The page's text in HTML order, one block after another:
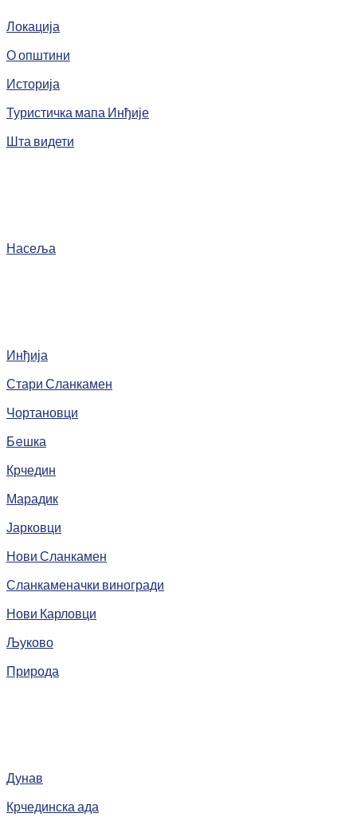
Локација
О општини
Историја
Туристичка мапа Инђије
Шта видети
Насеља
Инђија
Стари Сланкамен
Чортановци
Бeшка
Крчедин
Марадик
Јарковци
Нови Сланкамен
Сланкаменачки виногради
Нови Карловци
Љуково
Природа
Дунав
Крчединска ада